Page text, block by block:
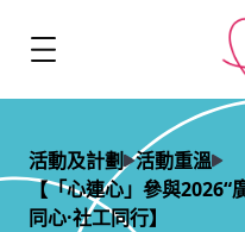
活動及計劃 活動重溫
【「心連心」參與2026“
同心·社工同行】